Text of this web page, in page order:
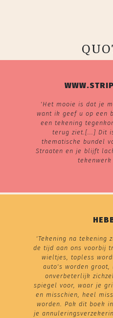
'Het mooie is dat je
want ik geef u op een
een tekening
terug ziet.[...] Dit
thematische bundel
Straaten en je blijft
'Tekening na tekening
de tijd aan ons voorbij
wieltjes, topless
auto's worden
onverbeterlijk
spiegel voor, waar je
en misschien, heel
worden. Pak dit boek
je